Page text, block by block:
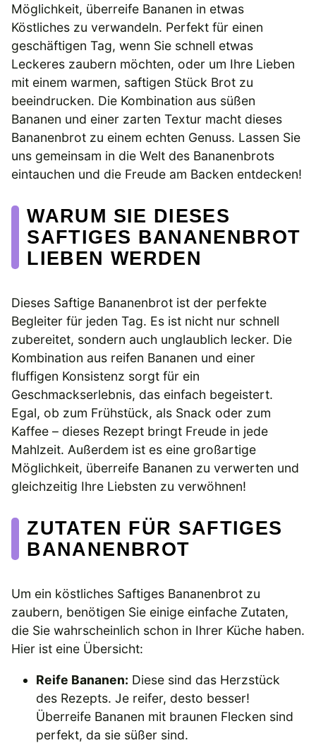
Möglichkeit, überreife Bananen in etwas
Köstliches zu verwandeln. Perfekt für einen
geschäftigen Tag, wenn Sie schnell etwas
Leckeres zaubern möchten, oder um Ihre Lieben
mit einem warmen, saftigen Stück Brot zu
beeindrucken. Die Kombination aus süßen
Bananen und einer zarten Textur macht dieses
Bananenbrot zu einem echten Genuss. Lassen Sie
uns gemeinsam in die Welt des Bananenbrots
eintauchen und die Freude am Backen entdecken!
WARUM SIE DIESES
SAFTIGES BANANENBROT
LIEBEN WERDEN
Dieses Saftige Bananenbrot ist der perfekte
Begleiter für jeden Tag. Es ist nicht nur schnell
zubereitet, sondern auch unglaublich lecker. Die
Kombination aus reifen Bananen und einer
fluffigen Konsistenz sorgt für ein
Geschmackserlebnis, das einfach begeistert.
Egal, ob zum Frühstück, als Snack oder zum
Kaffee – dieses Rezept bringt Freude in jede
Mahlzeit. Außerdem ist es eine großartige
Möglichkeit, überreife Bananen zu verwerten und
gleichzeitig Ihre Liebsten zu verwöhnen!
ZUTATEN FÜR SAFTIGES
BANANENBROT
Um ein köstliches Saftiges Bananenbrot zu
zaubern, benötigen Sie einige einfache Zutaten,
die Sie wahrscheinlich schon in Ihrer Küche haben.
Hier ist eine Übersicht:
Reife Bananen: Diese sind das Herzstück
des Rezepts. Je reifer, desto besser!
Überreife Bananen mit braunen Flecken sind
perfekt, da sie süßer sind.